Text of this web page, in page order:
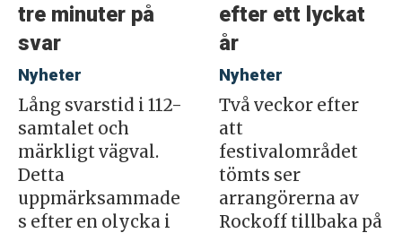
tre minuter på
svar
Nyheter
Lång svarstid i 112-
samtalet och
märkligt vägval.
Detta
uppmärksammade
s efter en olycka i
efter ett lyckat
år
Nyheter
Två veckor efter
att
festivalområdet
tömts ser
arrangörerna av
Rockoff tillbaka på